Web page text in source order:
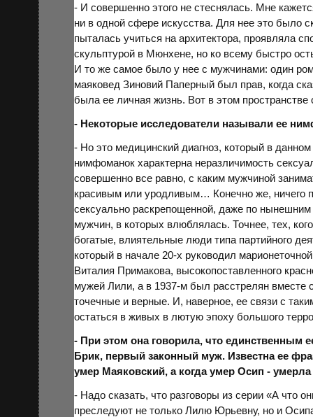
- И совершенно этого не стеснялась. Мне
ни в одной сфере искусства. Для нее это было
пыталась учиться на архитектора, проявляла
скульптурой в Мюнхене, но ко всему быстро
И то же самое было у нее с мужчинами: один
маяковед Зиновий Паперный был прав, когда
была ее личная жизнь. Вот в этом пространстве
- Некоторые исследователи называли ее
- Но это медицинский диагноз, который в
нимфоманок характерна неразличимость
совершенно все равно, с каким мужчиной
красивым или уродливым… Конечно же, ничего
сексуально раскрепощенной, даже по
мужчин, в которых влюблялась. Точнее, тех,
богатые, влиятельные люди типа партийного
который в начале 20-х руководил
Виталия Примакова, высокопоставленного
мужей Лили, а в 1937-м был расстрелян вместе
точечные и верные. И, наверное, ее связи с
остаться в живых в лютую эпоху большого
- При этом она говорила, что
Брик, первый законный муж. Известна ее
умер Маяковский, а когда умер Осип -
- Надо сказать, что разговоры из серии «А что
преследуют не только Лилю Юрьевну, но и